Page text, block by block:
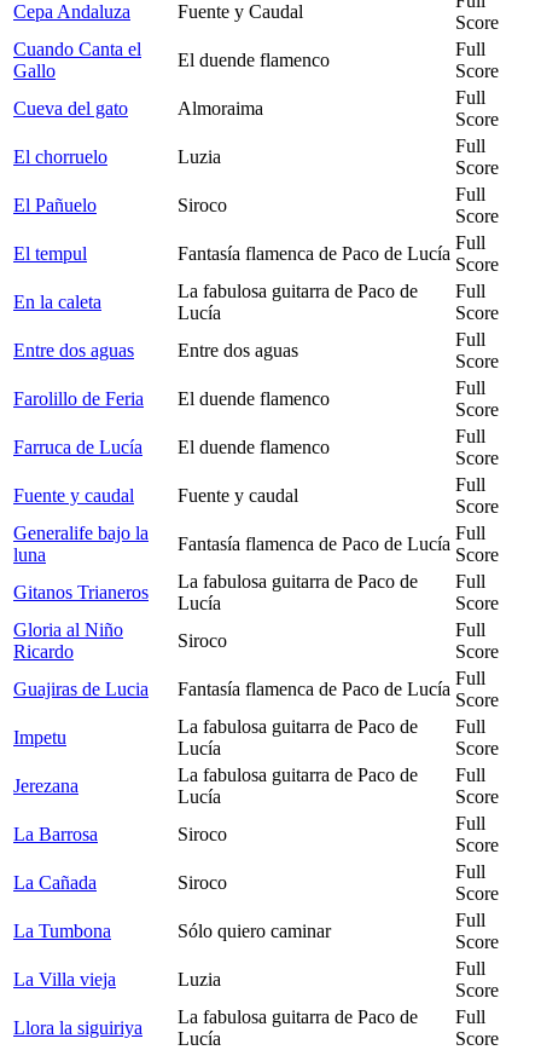
Cepa Andaluza Fuente y Caudal
Score
Cuando Canta el
Gallo
El duende flamenco
Full
Score
Cueva del gato
Almoraima
Full
Score
El chorruelo
Luzia
Full
Score
El Pañuelo
Siroco
Full
Score
El tempul
Fantasía flamenca de Paco de Lucía
Full
Score
En la caleta
La fabulosa guitarra de Paco de
Lucía
Full
Score
Entre dos aguas
Entre dos aguas
Full
Score
Farolillo de Feria
El duende flamenco
Full
Score
Farruca de Lucía
El duende flamenco
Full
Score
Fuente y caudal
Fuente y caudal
Full
Score
Generalife bajo la
luna
Fantasía flamenca de Paco de Lucía
Full
Score
Gitanos Trianeros
La fabulosa guitarra de Paco de
Lucía
Full
Score
Gloria al Niño
Ricardo
Siroco
Full
Score
Guajiras de Lucia
Fantasía flamenca de Paco de Lucía
Full
Score
Impetu
La fabulosa guitarra de Paco de
Lucía
Full
Score
Jerezana
La fabulosa guitarra de Paco de
Lucía
Full
Score
La Barrosa
Siroco
Full
Score
La Cañada
Siroco
Full
Score
La Tumbona
Sólo quiero caminar
Full
Score
La Villa vieja
Luzia
Full
Score
Llora la siguiriya
La fabulosa guitarra de Paco de
Lucía
Full
Score